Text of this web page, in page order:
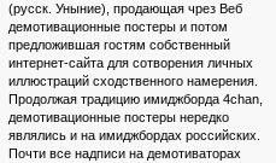
(русск. Уныние), продающая чрез Веб
демотивационные постеры и потом
предложившая гостям собственный
интернет-сайта для сотворения личных
иллюстраций сходственного намерения.
Продолжая традицию имиджборда 4chan,
демотивационные постеры нередко
являлись и на имиджбордах российских.
Почти все надписи на демотиваторах